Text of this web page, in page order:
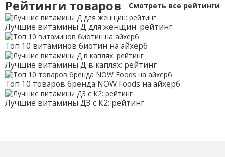
Рейтинги товаров Смотреть все рейтинги
Лучшие витамины Д для женщин: рейтинг
Топ 10 витаминов биотин на айхерб
Лучшие витамины Д в каплях: рейтинг
Топ 10 товаров бренда NOW Foods на айхерб
Лучшие витамины Д3 с К2: рейтинг